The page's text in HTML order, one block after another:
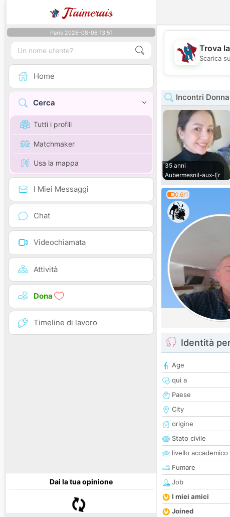
JTaimerais
Paris 2026-08-06 13:51
Home
Cerca
Tutti i profili
Matchmaker
Usa la mappa
I Miei Messaggi
Chat
Videochiamata
Attività
Dona
Timeline di lavoro
Dai la tua opinione
Trova
Scarica
Incontri
35 anni
Aubermesnil-aux-Er
0.6/1
Identità
Age
qui a
Paese
City
origine
Stato civile
livello accademico
Fumare
Job
I miei amici
Joined